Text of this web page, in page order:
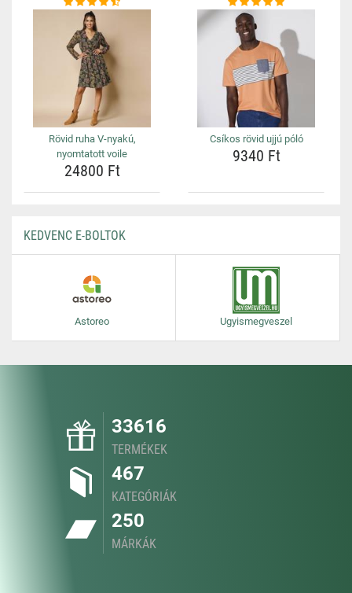
Rövid ruha V-nyakú,
nyomtatott voile
24800 Ft
Csíkos rövid ujjú póló
9340 Ft
KEDVENC E-BOLTOK
Astoreo Ugyismegveszel
33616
TERMÉKEK
467
KATEGÓRIÁK
250
MÁRKÁK